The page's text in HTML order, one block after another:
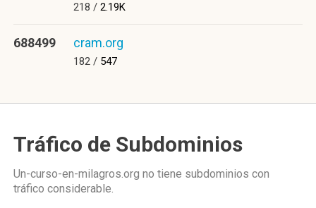
218 / 2.19K
688499 cram.org
182 / 547
Tráfico de Subdominios
Un-curso-en-milagros.org no tiene subdominios con
tráfico considerable.